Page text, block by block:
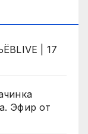
| 17
Эфир от